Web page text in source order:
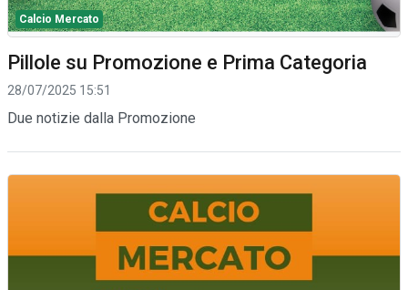
Calcio Mercato
Pillole su Promozione e Prima Categoria
28/07/2025 15:51
Due notizie dalla Promozione